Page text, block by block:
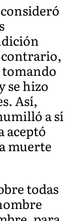
tomando
se hizo
Así,
a sí
aceptó
muerte
bre todas